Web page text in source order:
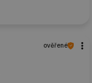
ověřené